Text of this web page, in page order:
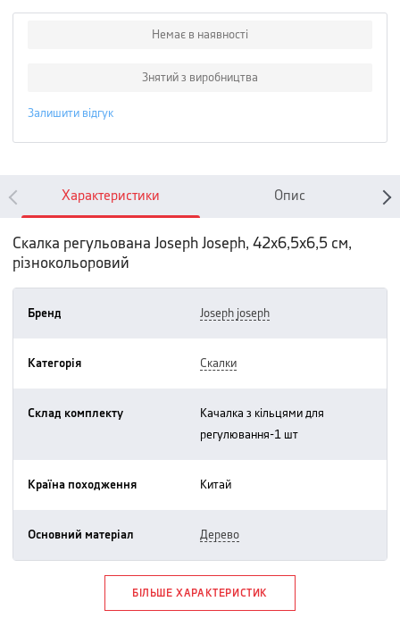
Немає в наявності
Знятий з виробництва
Залишити відгук
Характеристики Опис
Скалка регульована Joseph Joseph, 42x6,5x6,5 см,
різнокольоровий
Бренд joseph joseph
Категорія скалки
Склад комплекту
качалка з кільцями для
регулювання-1 шт
Країна походження китай
Основний матеріал дерево
БІЛЬШЕ ХАРАКТЕРИСТИК